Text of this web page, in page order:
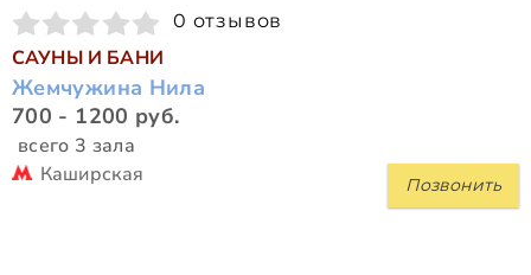
0 отзывов
САУНЫ И БАНИ
Жемчужина Нила
700 - 1200 руб.
всего 3 зала
Позвонить
Каширская